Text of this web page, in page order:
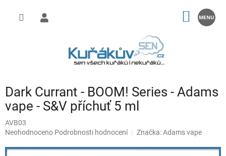
KOŠÍK
Dark Currant - BOOM! Series - Adams
vape - S&V příchuť 5 ml
AVB03
Průměrné
produktu
Neohodnoceno Podrobnosti hodnocení Značka:Adams vape